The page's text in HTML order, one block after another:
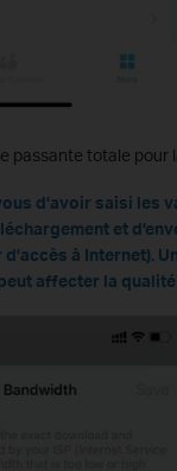
passante totale pour
d’avoir saisi les
et
à Internet).
affecter la qualité